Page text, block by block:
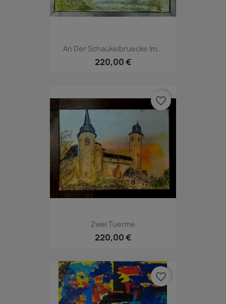
An Der Schaukelbruecke Im...
220,00 €
Zwei Tuerme
220,00 €
favorite_border
favorite_border